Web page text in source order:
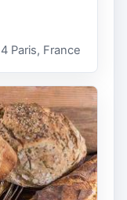
Paris, France